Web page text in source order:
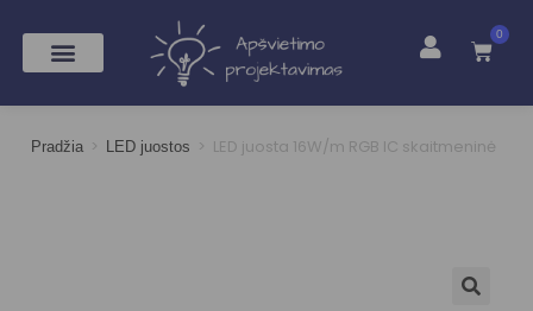
0
Pradžia > LED juostos > LED juosta 16W/m RGB IC skaitmeninė